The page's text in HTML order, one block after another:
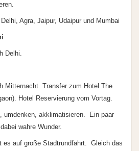
Agra, Jaipur, Udaipur und Mumbai
Delhi.
Mitternacht. Transfer zum Hotel The
Hotel Reservierung vom Vortag.
umdenken, akklimatisieren. Ein paar
wahre Wunder.
es auf große Stadtrundfahrt. Gleich das